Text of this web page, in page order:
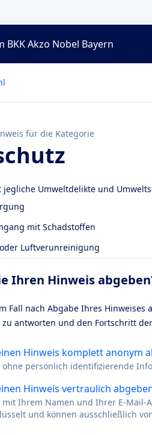
BKK Akzo Nobel Bayern
für die Kategorie
jegliche Umweltdelikte und
mit Schadstoffen
Luftverunreinigung
Ihren Hinweis
Fall nach Abgabe Ihres
antworten und den Fortschritt
Hinweis komplett anonym
persönlich identifizierende
Hinweis vertraulich
Ihrem Namen und Ihrer E-Mail-
und können ausschließlich